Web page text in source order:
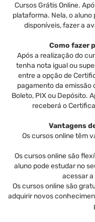
Cursos Grátis Online.
plataforma. Nela, o
disponíveis, fazer a
Como fazer
Após a realização do
tenha nota igual ou
entre a opção de
pagamento da emissão
Boleto, PIX ou Depósito.
receberá o
Vantagens
Os cursos online têm
Os cursos online são
aluno pode estudar no
acessar
Os cursos online são
adquirir novos